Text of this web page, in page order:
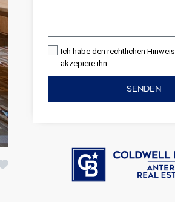
Ich habe den rechtlichen Hinweis
akzepiere ihn
SENDEN
aktiv
Der